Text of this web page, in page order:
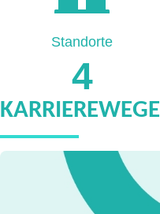
4
Standorte
KARRIEREWEGE